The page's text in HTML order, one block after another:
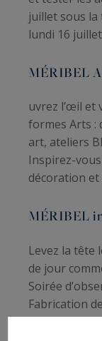
juillet sous la
lundi 16
MÉRIBEL
uvrez l’œil et
formes Arts :
art, ateliers
Inspirez-
décoration et
MÉRIBEL
Levez la tête
de jour
Soirée
Fabrication
conférence,